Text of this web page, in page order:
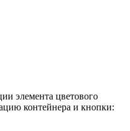
элемента цветового
контейнера и кнопки: